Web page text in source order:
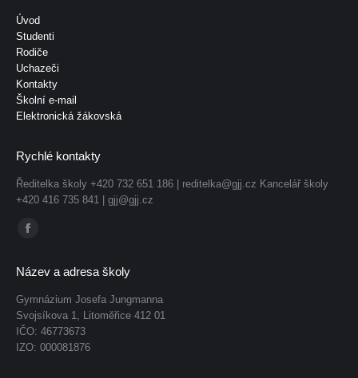
Úvod
Studenti
Rodiče
Uchazeči
Kontakty
Školní e-mail
Elektronická žákovská
Rychlé kontakty
Ředitelka školy +420 732 651 186 | reditelka@gjj.cz Kancelář školy
+420 416 735 841 | gjj@gjj.cz
Find us on:
opens
in
new
window
Název a adresa školy
Gymnázium Josefa Jungmanna
Svojsíkova 1, Litoměřice 412 01
IČO: 46773673
IZO: 000081876